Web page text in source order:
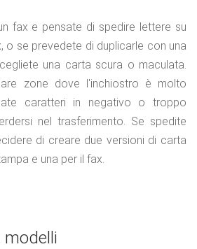
fax e pensate di spedire lettere su
o se prevedete di duplicarle con una
una carta scura o maculata.
zone dove l'inchiostro è molto
caratteri in negativo o troppo
nel trasferimento. Se spedite
di creare due versioni di carta
e una per il fax.
modelli